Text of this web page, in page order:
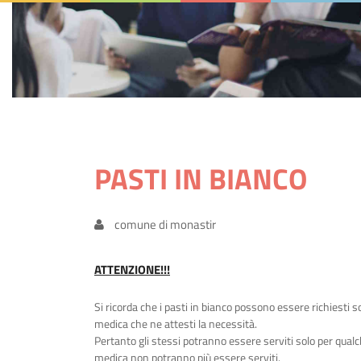
PASTI IN BIANCO
comune di monastir
ATTENZIONE!!!
Si ricorda che i pasti in bianco possono essere richiesti
medica che ne attesti la necessità.
Pertanto gli stessi potranno essere serviti solo per
medica non potranno più essere serviti.